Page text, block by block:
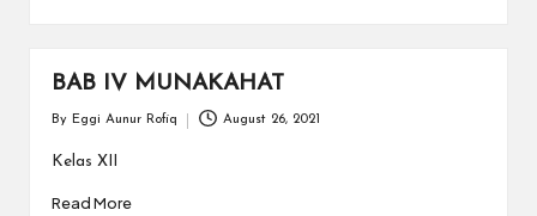
tu
BAB IV MUNAKAHAT
by
By Eggi Aunur Rofiq August 26, 2021
Kelas XII
Read More